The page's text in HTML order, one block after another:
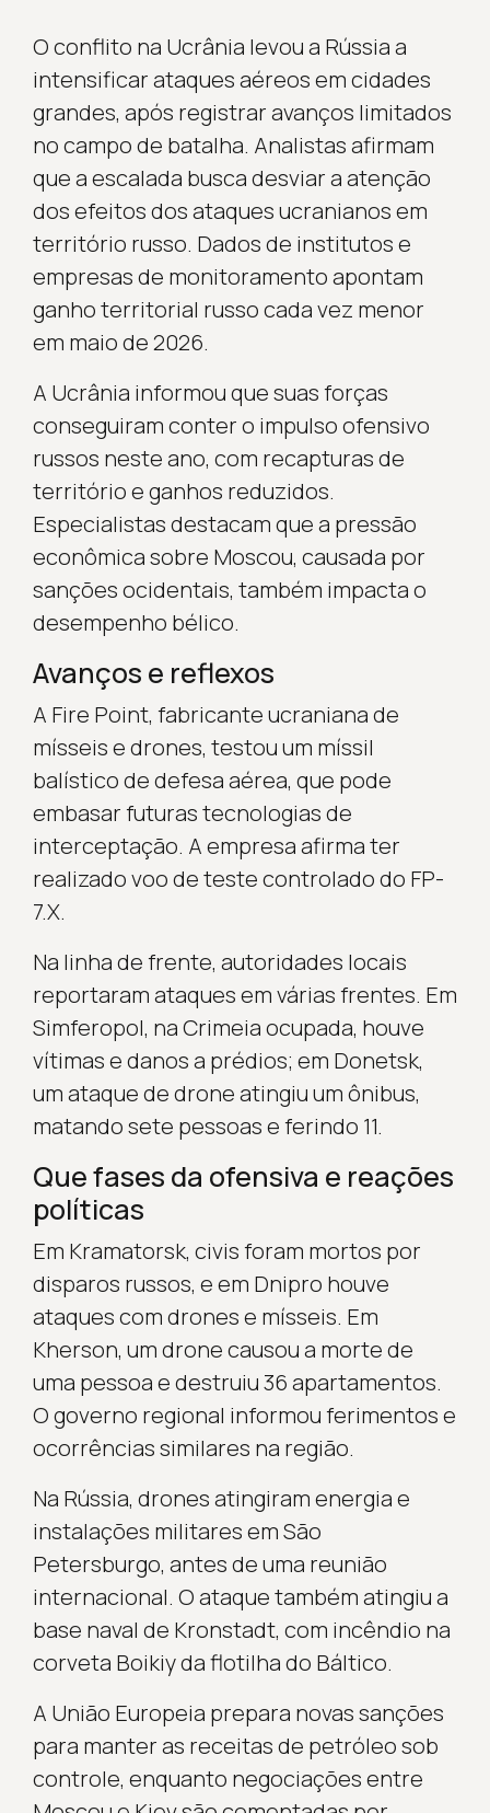
O conflito na Ucrânia levou a Rússia a
intensificar ataques aéreos em cidades
grandes, após registrar avanços limitados
no campo de batalha. Analistas afirmam
que a escalada busca desviar a atenção
dos efeitos dos ataques ucranianos em
território russo. Dados de institutos e
empresas de monitoramento apontam
ganho territorial russo cada vez menor
em maio de 2026.
A Ucrânia informou que suas forças
conseguiram conter o impulso ofensivo
russos neste ano, com recapturas de
território e ganhos reduzidos.
Especialistas destacam que a pressão
econômica sobre Moscou, causada por
sanções ocidentais, também impacta o
desempenho bélico.
Avanços e reflexos
A Fire Point, fabricante ucraniana de
mísseis e drones, testou um míssil
balístico de defesa aérea, que pode
embasar futuras tecnologias de
interceptação. A empresa afirma ter
realizado voo de teste controlado do FP-
7.X.
Na linha de frente, autoridades locais
reportaram ataques em várias frentes. Em
Simferopol, na Crimeia ocupada, houve
vítimas e danos a prédios; em Donetsk,
um ataque de drone atingiu um ônibus,
matando sete pessoas e ferindo 11.
Que fases da ofensiva e reações
políticas
Em Kramatorsk, civis foram mortos por
disparos russos, e em Dnipro houve
ataques com drones e mísseis. Em
Kherson, um drone causou a morte de
uma pessoa e destruiu 36 apartamentos.
O governo regional informou ferimentos e
ocorrências similares na região.
Na Rússia, drones atingiram energia e
instalações militares em São
Petersburgo, antes de uma reunião
internacional. O ataque também atingiu a
base naval de Kronstadt, com incêndio na
corveta Boikiy da flotilha do Báltico.
A União Europeia prepara novas sanções
para manter as receitas de petróleo sob
controle, enquanto negociações entre